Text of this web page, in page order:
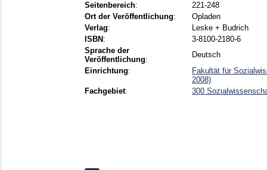
Seitenbereich:
221-248
Ort der Veröffentlichung:
Opladen
Verlag:
Leske + Budrich
ISBN :
3-8100-2180-6
Sprache der
Veröffentlichung:
Deutsch
Einrichtung:
Fakultät für
2008)
Fachgebiet: 300